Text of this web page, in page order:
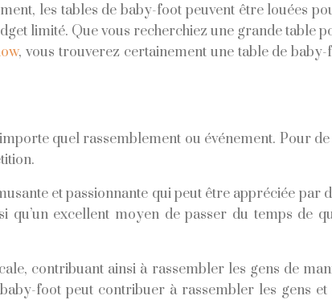
les tables de baby-foot peuvent être louées
limité. Que vous recherchiez une grande table
, vous trouverez certainement une table de
quel rassemblement ou événement. Pour
et passionnante qui peut être appréciée par
excellent moyen de passer du temps de
contribuant ainsi à rassembler les gens de
foot peut contribuer à rassembler les gens